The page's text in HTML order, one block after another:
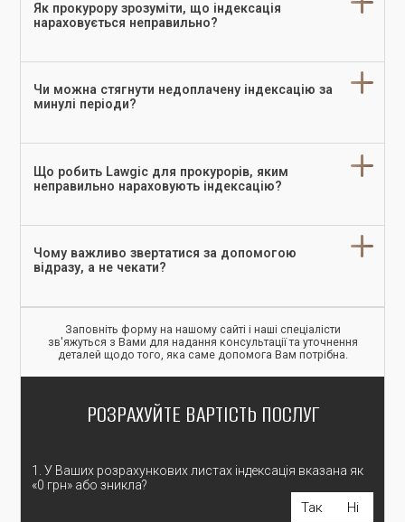
Як прокурору зрозуміти, що індексація
нараховується неправильно?
Чи можна стягнути недоплачену індексацію за
минулі періоди?
Що робить Lawgic для прокурорів, яким
неправильно нараховують індексацію?
Чому важливо звертатися за допомогою
відразу, а не чекати?
Заповніть форму на нашому сайті і наші спеціалісти
зв'яжуться з Вами для надання консультації та уточнення
деталей щодо того, яка саме допомога Вам потрібна.
РОЗРАХУЙТЕ ВАРТІСТЬ ПОСЛУГ
1. У Ваших розрахункових листах індексація вказана як
«0 грн» або зникла?
Так Ні